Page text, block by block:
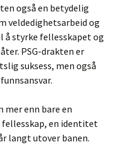
også en betydelig
veldedighetsarbeid og
styrke fellesskapet og
PSG-drakten er
suksess, men også
mer enn bare en
en identitet
langt utover banen.